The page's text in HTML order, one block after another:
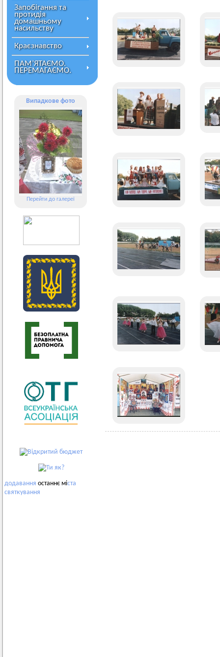
Запобігання та
протидія
домашньому
насильству
Краєзнавство
ПАМ’ЯТАЄМО.
ПЕРЕМАГАЄМО.
Випадкове фото
Перейти до галереї
додавання останнє міста
святкування